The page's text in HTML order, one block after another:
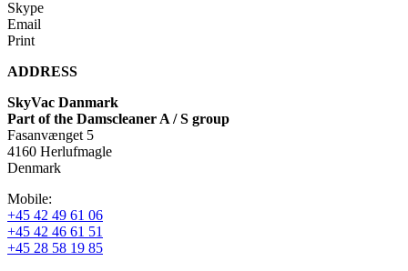
Skype
Email
Print
ADDRESS
SkyVac Danmark
Part of the Damscleaner A / S group
Fasanvænget 5
4160 Herlufmagle
Denmark
Mobile:
+45 42 49 61 06
+45 42 46 61 51
+45 28 58 19 85